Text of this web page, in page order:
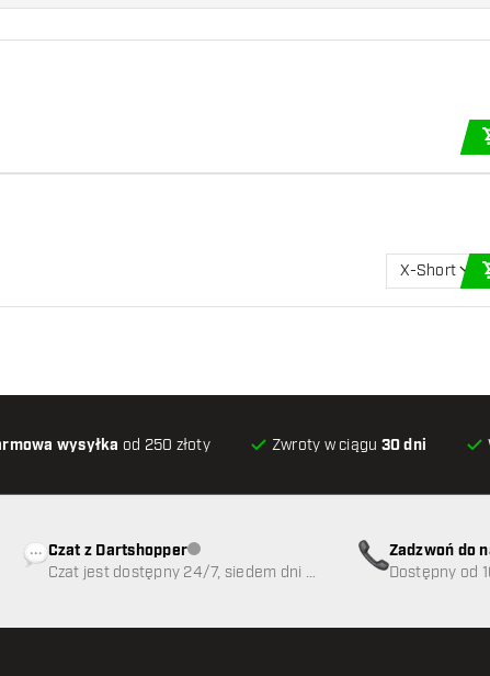
X-Short
wysyłka od 250 złoty Zwroty w ciągu 30 dni
Czat z DartshopperObsługa klienta niedostępna
Czat jest dostępny 24/7, siedem dni w
Zadzwoń do
89
Dostępny od